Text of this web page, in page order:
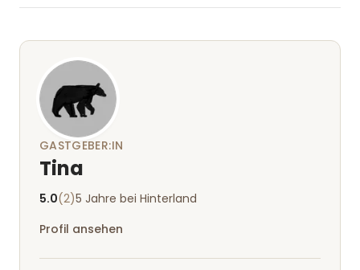
GASTGEBER:IN
Tina
5.0(2)5 Jahre bei Hinterland
Profil ansehen